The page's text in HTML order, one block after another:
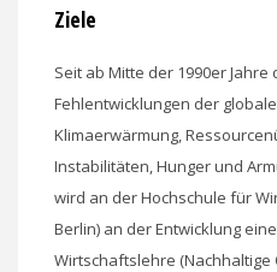
Ziele
Seit ab Mitte der 1990er
Fehlentwicklungen der
Klimaerwärmung,
Instabilitäten, Hunger und
wird an der Hochschule für
Berlin) an der Entwicklung
Wirtschaftslehre (Nachhaltige